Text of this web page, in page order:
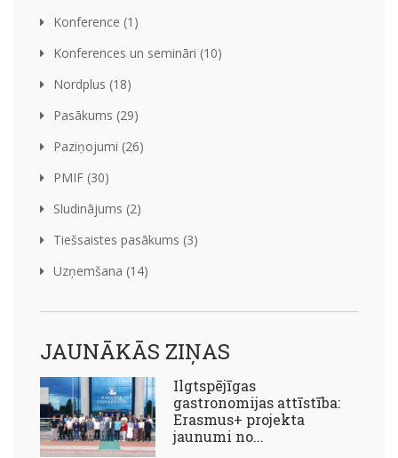
Konference (1)
Konferences un semināri (10)
Nordplus (18)
Pasākums (29)
Paziņojumi (26)
PMIF (30)
Sludinājums (2)
Tiešsaistes pasākums (3)
Uzņemšana (14)
JAUNĀKĀS ZIŅAS
Ilgtspējīgas
gastronomijas attīstība:
Erasmus+ projekta
jaunumi no...